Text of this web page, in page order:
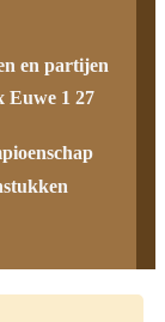
en partijen
Euwe 1 27